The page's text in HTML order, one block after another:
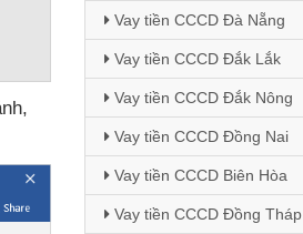
,
Vay tiền CCCD Đà Nẵng
Vay tiền CCCD Đắk Lắk
Vay tiền CCCD Đắk Nông
Vay tiền CCCD Đồng Nai
Vay tiền CCCD Biên Hòa
Vay tiền CCCD Đồng Tháp